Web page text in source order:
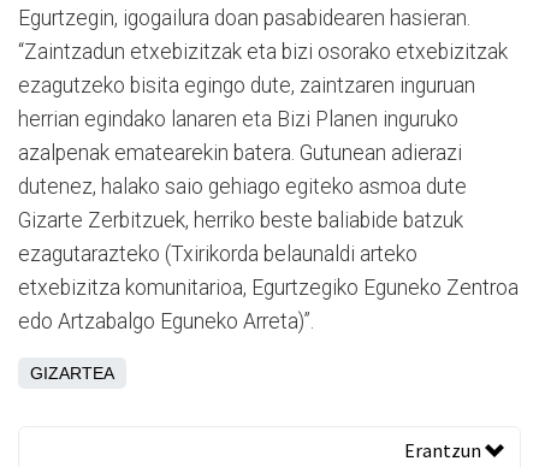
Egurtzegin, igogailura doan pasabidearen hasieran.
“Zaintzadun etxebizitzak eta bizi osorako etxebizitzak
ezagutzeko bisita egingo dute, zaintzaren inguruan
herrian egindako lanaren eta Bizi Planen inguruko
azalpenak ematearekin batera. Gutunean adierazi
dutenez, halako saio gehiago egiteko asmoa dute
Gizarte Zerbitzuek, herriko beste baliabide batzuk
ezagutarazteko (Txirikorda belaunaldi arteko
etxebizitza komunitarioa, Egurtzegiko Eguneko Zentroa
edo Artzabalgo Eguneko Arreta)”.
GIZARTEA
Erantzun